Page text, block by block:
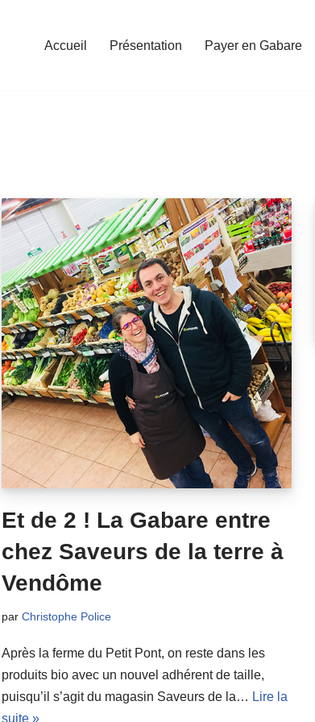
Accueil Présentation Payer en Gabare
Et de 2 ! La Gabare entre
chez Saveurs de la terre à
Vendôme
par Christophe Police
Après la ferme du Petit Pont, on reste dans les
produits bio avec un nouvel adhérent de taille,
puisqu’il s’agit du magasin Saveurs de la… Lire la
suite »